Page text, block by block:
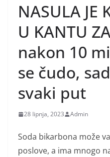
NASULA JE
U KANTU
nakon 10
se čudo,
svaki put
28 lipnja, 2023 Admin
Soda bikarbona može
poslove, a ima mnogo